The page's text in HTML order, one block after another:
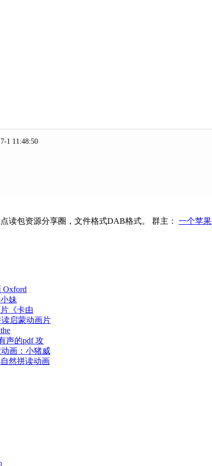
1 11:48:50
读包资源分享圈，文件格式DAB格式。 群主： 一个苹果
Oxford
妹
《卡由
读启蒙动画片
声的pdf 攻
画：小猪威
自然拼读动画